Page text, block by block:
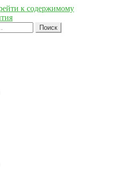
к содержимому
Поиск